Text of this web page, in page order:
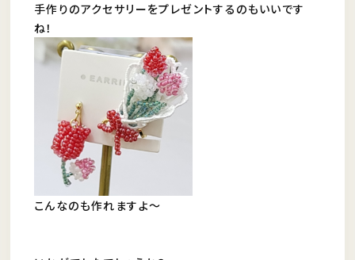
手作りのアクセサリーをプレゼントするのもいいです
ね！
こんなのも作れますよ～